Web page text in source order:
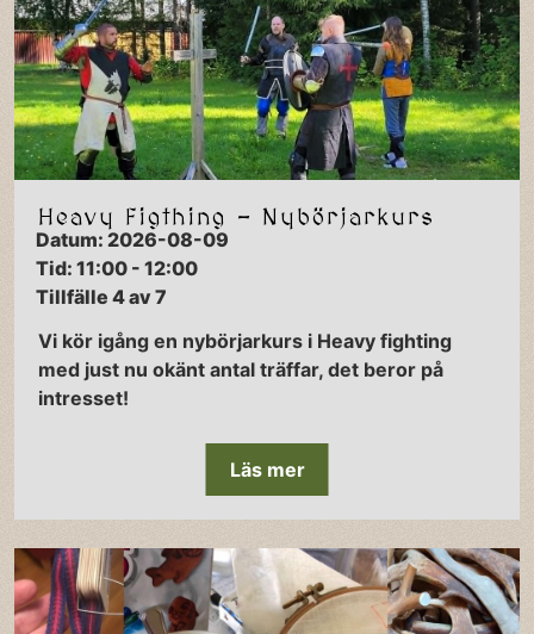
Heavy Figthing - Nybörjarkurs
Datum: 2026-08-09
Tid: 11:00 - 12:00
Tillfälle 4 av 7
Vi kör igång en nybörjarkurs i Heavy fighting
med just nu okänt antal träffar, det beror på
intresset!
Läs mer